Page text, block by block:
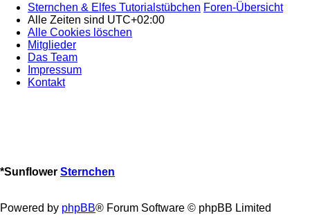
Sternchen & Elfes Tutorialstübchen Foren-Übersicht
Alle Zeiten sind UTC+02:00
Alle Cookies löschen
Mitglieder
Das Team
Impressum
Kontakt
*Sunflower Sternchen
Powered by phpBB® Forum Software © phpBB Limited